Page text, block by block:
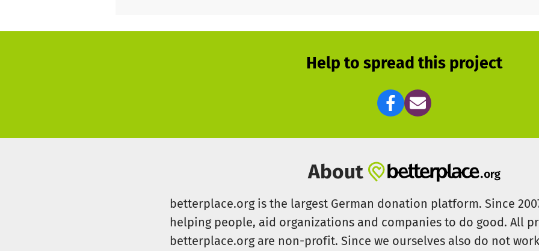
https://www.facebook.com/JingleBags-f%C3%BCr-Solapur-100592095141265/
Help to spread this project
About
betterplace.org is the largest German donation platform. Since
helping people, aid organizations and companies to do good. All
betterplace.org are non-profit. Since we ourselves also do not